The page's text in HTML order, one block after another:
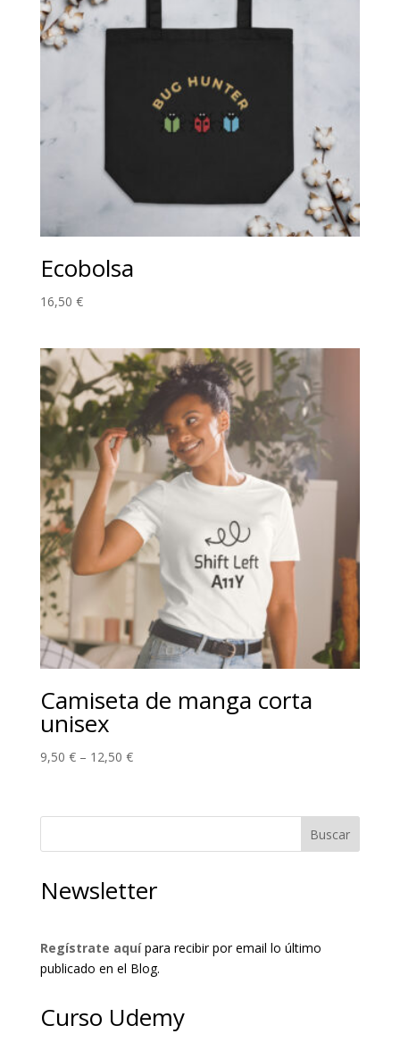
Ecobolsa
16,50 €
Camiseta de manga corta
unisex
9,50 €– 12,50 €
Buscar
Newsletter
Regístrate aquípara recibir por email lo último
publicado en el Blog.
Curso Udemy